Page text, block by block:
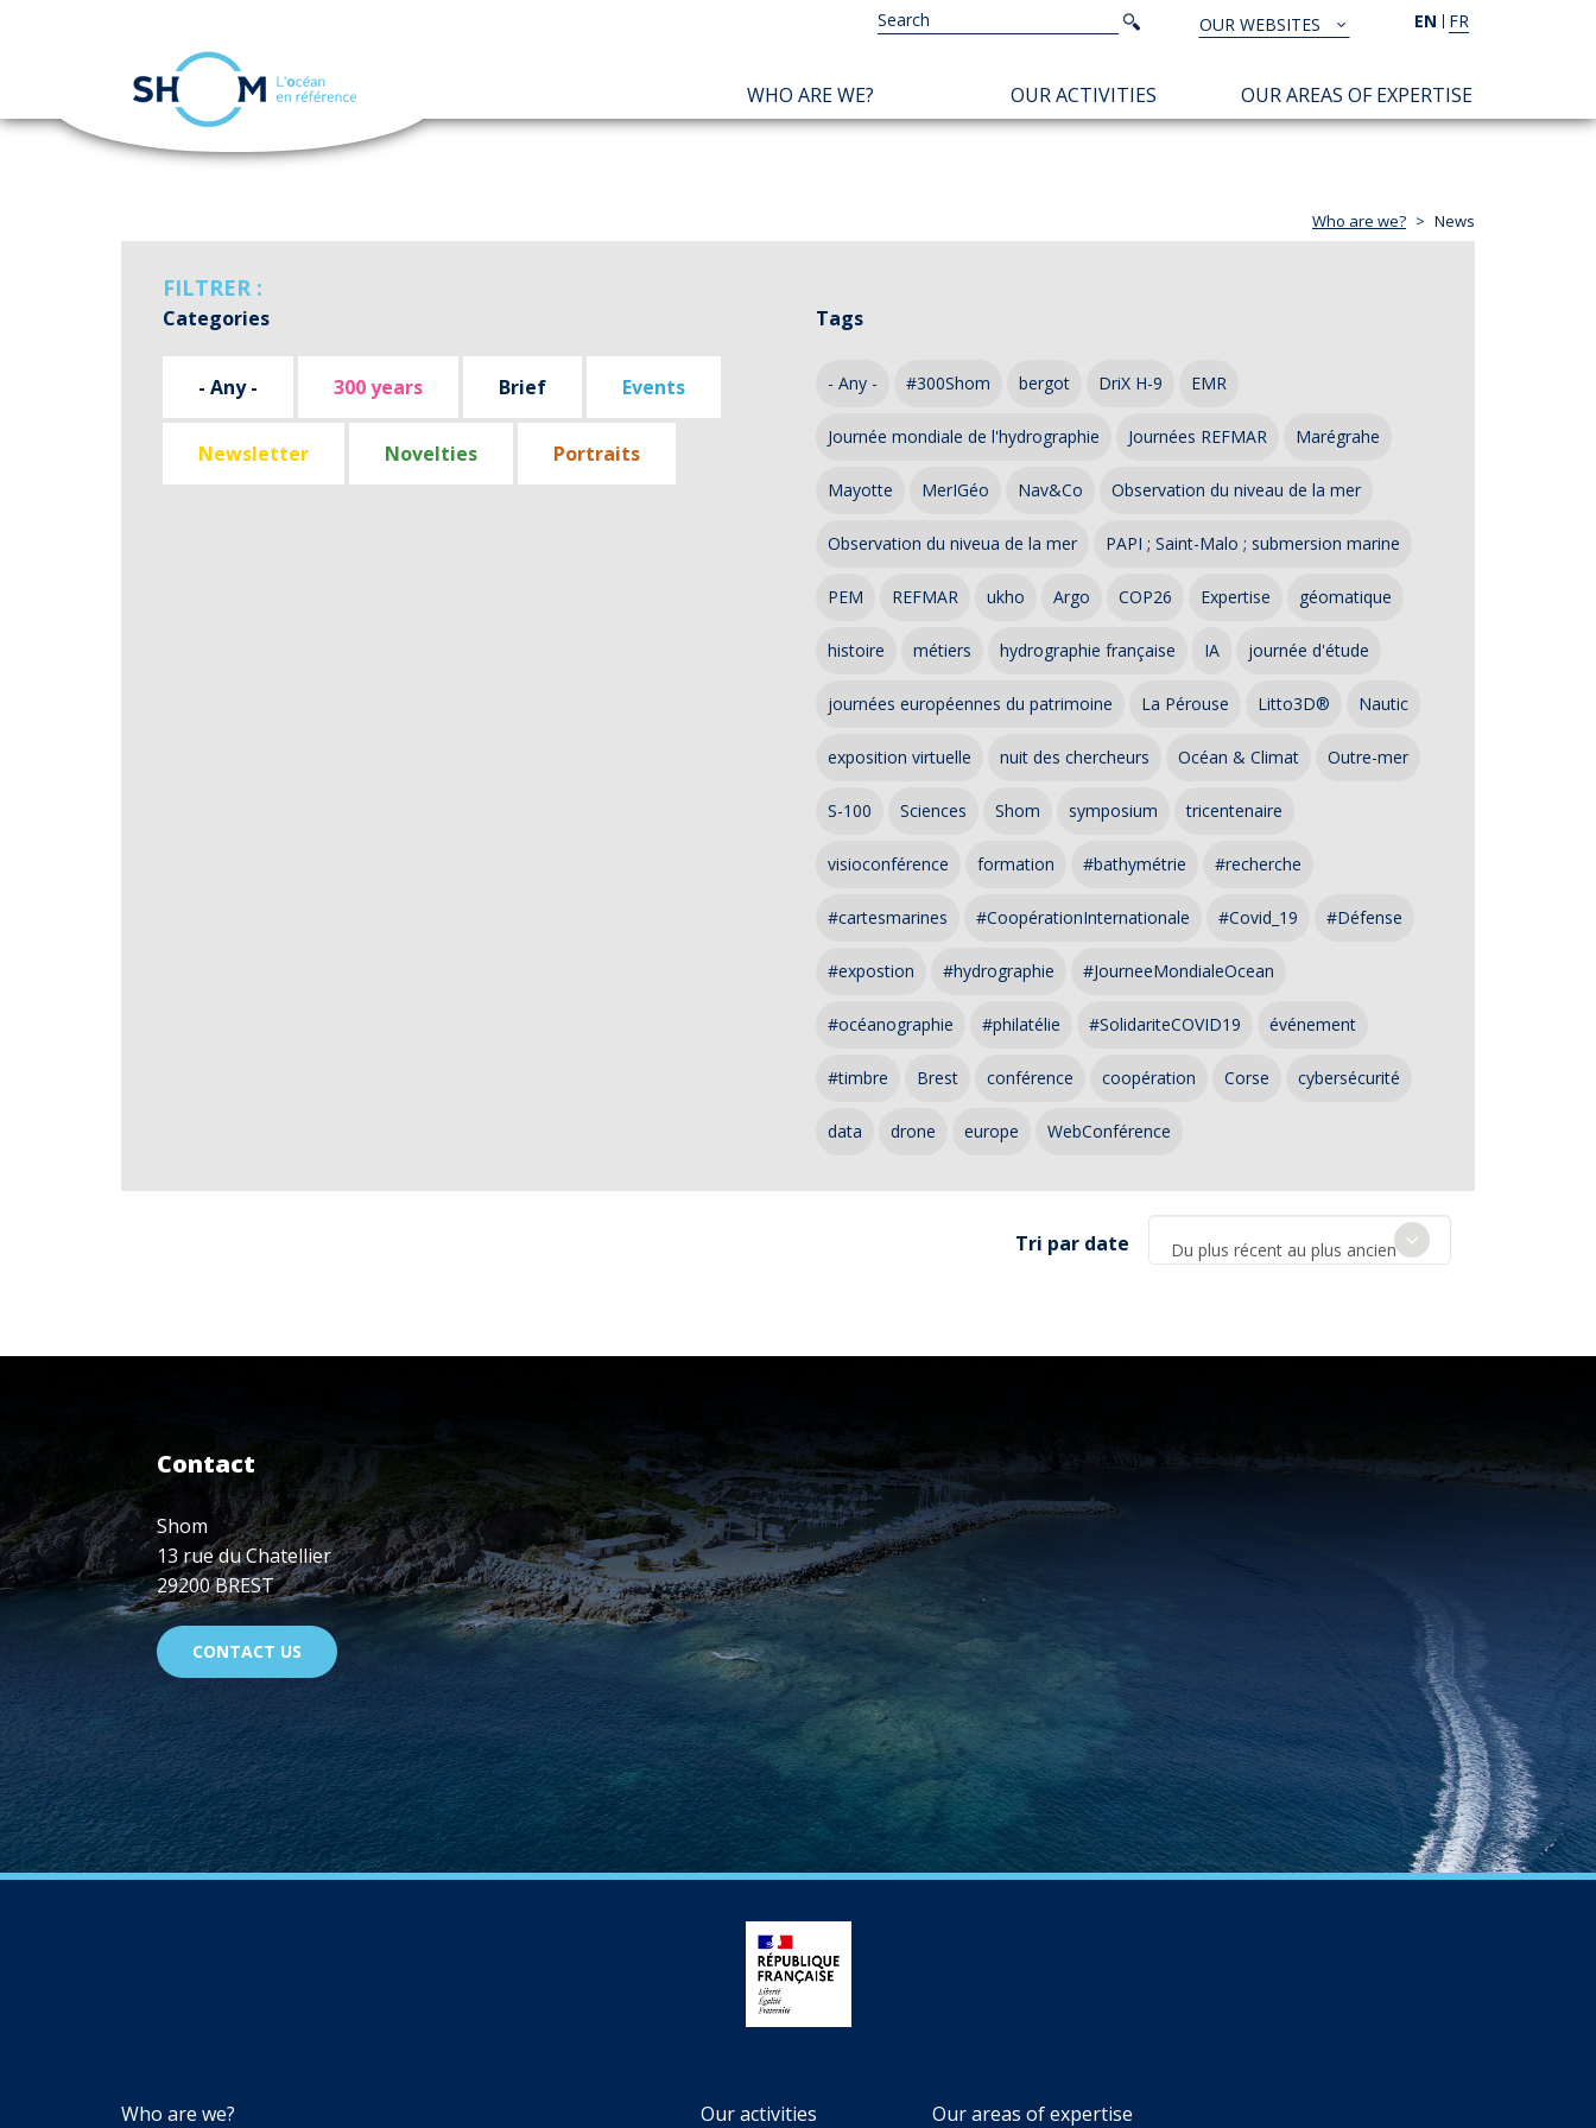
Skip
EN FR
TOUS
NOS
SITES
OUR WEBSITES
Search
Search
NAVIGATION
PRINCIPALE
WHO ARE WE? OUR ACTIVITIES OUR AREAS OF EXPERTISE
Who are we? News
FILTRER :
Categories
- Any - 300 years Brief Events
Newsletter Novelties Portraits
Tags
- Any - #300Shom bergot DriX H-9 EMR
Journée mondiale de l'hydrographie Journées REFMAR Marégrahe
Mayotte MerIGéo Nav&Co Observation du niveau de la mer
Observation du niveua de la mer PAPI ; Saint-Malo ; submersion marine
PEM REFMAR ukho Argo COP26 Expertise géomatique
histoire métiers hydrographie française IA journée d'étude
journées européennes du patrimoine La Pérouse Litto3D® Nautic
exposition virtuelle nuit des chercheurs Océan & Climat Outre-mer
S-100 Sciences Shom symposium tricentenaire
visioconférence formation #bathymétrie #recherche
#cartesmarines #CoopérationInternationale #Covid_19 #Défense
#expostion #hydrographie #JourneeMondialeOcean
#océanographie #philatélie #SolidariteCOVID19 événement
#timbre Brest conférence coopération Corse cybersécurité
data drone europe WebConférence
Tri par date Du plus récent au plus ancien
Contact
Shom
13 rue du Chatellier
29200 BREST
CONTACT US
NAVIGATION
Who are we? Our activities Our areas of expertise